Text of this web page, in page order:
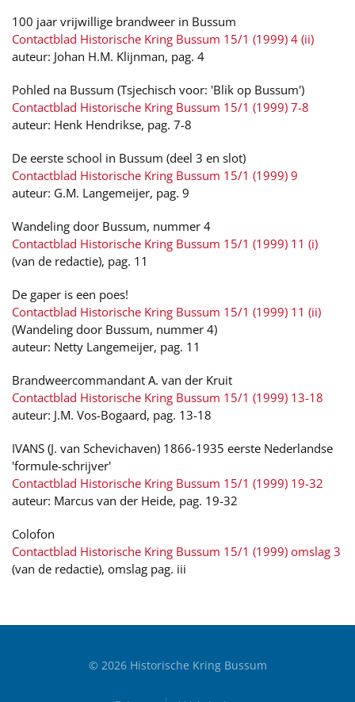
100 jaar vrijwillige brandweer in Bussum
Contactblad Historische Kring Bussum 15/1 (1999) 4 (ii)
auteur: Johan H.M. Klijnman, pag. 4
Pohled na Bussum (Tsjechisch voor: 'Blik op Bussum')
Contactblad Historische Kring Bussum 15/1 (1999) 7-8
auteur: Henk Hendrikse, pag. 7-8
De eerste school in Bussum (deel 3 en slot)
Contactblad Historische Kring Bussum 15/1 (1999) 9
auteur: G.M. Langemeijer, pag. 9
Wandeling door Bussum, nummer 4
Contactblad Historische Kring Bussum 15/1 (1999) 11 (i)
(van de redactie), pag. 11
De gaper is een poes!
Contactblad Historische Kring Bussum 15/1 (1999) 11 (ii)
(Wandeling door Bussum, nummer 4)
auteur: Netty Langemeijer, pag. 11
Brandweercommandant A. van der Kruit
Contactblad Historische Kring Bussum 15/1 (1999) 13-18
auteur: J.M. Vos-Bogaard, pag. 13-18
IVANS (J. van Schevichaven) 1866-1935 eerste Nederlandse
'formule-schrijver'
Contactblad Historische Kring Bussum 15/1 (1999) 19-32
auteur: Marcus van der Heide, pag. 19-32
Colofon
Contactblad Historische Kring Bussum 15/1 (1999) omslag 3
(van de redactie), omslag pag. iii
© 2026Historische Kring Bussum